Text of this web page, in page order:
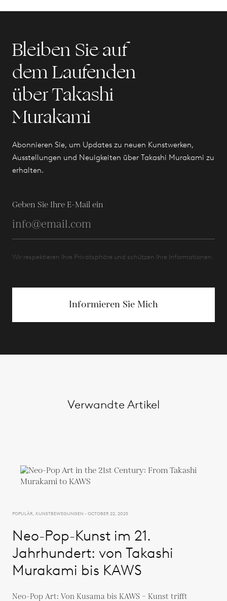
Bleiben Sie auf
dem Laufenden
über Takashi
Murakami
Abonnieren Sie, um Updates zu neuen Kunstwerken,
Ausstellungen und Neuigkeiten über Takashi Murakami zu
erhalten.
Geben Sie Ihre E-Mail ein
Wir respektieren Ihre Privatsphäre und schützen Ihre Informationen.
Informieren Sie Mich
Verwandte Artikel
POPULÄR, KUNSTBEWEGUNGEN - OCTOBER 22, 2025
Neo-Pop-Kunst im 21.
Jahrhundert: von Takashi
Murakami bis KAWS
Neo-Pop Art: Von Kusama bis KAWS – Kunst trifft